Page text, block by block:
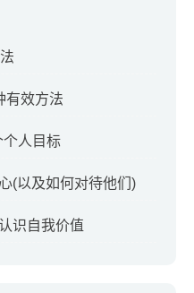
有效方法
个人目标
(以及如何对待他们)
识自我价值